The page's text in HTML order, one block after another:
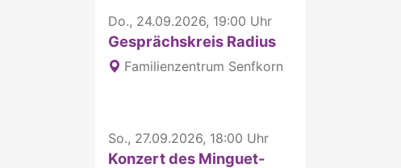
Do., 24.09.2026, 19:00 Uhr
Gesprächskreis Radius
Familienzentrum Senfkorn
So., 27.09.2026, 18:00 Uhr
Konzert des Minguet-